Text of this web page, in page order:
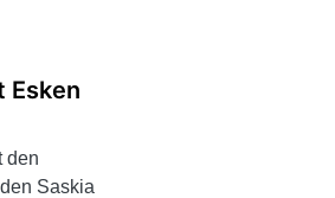
Esken
den
Saskia